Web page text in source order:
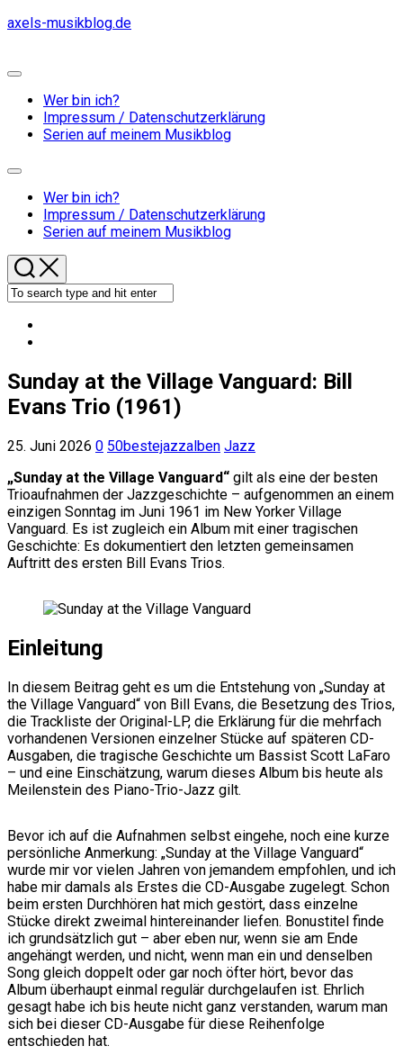
Skip
axels-musikblog.de
Expand
Wer bin ich?
Impressum / Datenschutzerklärung
Serien auf meinem Musikblog
Expand
Wer bin ich?
Impressum / Datenschutzerklärung
Serien auf meinem Musikblog
Sunday at the Village Vanguard: Bill
Evans Trio (1961)
25. Juni 2026 0 50bestejazzalben Jazz
„Sunday at the Village Vanguard“ gilt als eine der besten
Trioaufnahmen der Jazzgeschichte – aufgenommen an einem
einzigen Sonntag im Juni 1961 im New Yorker Village
Vanguard. Es ist zugleich ein Album mit einer tragischen
Geschichte: Es dokumentiert den letzten gemeinsamen
Auftritt des ersten Bill Evans Trios.
Einleitung
In diesem Beitrag geht es um die Entstehung von „Sunday at
the Village Vanguard“ von Bill Evans, die Besetzung des Trios,
die Trackliste der Original-LP, die Erklärung für die mehrfach
vorhandenen Versionen einzelner Stücke auf späteren CD-
Ausgaben, die tragische Geschichte um Bassist Scott LaFaro
– und eine Einschätzung, warum dieses Album bis heute als
Meilenstein des Piano-Trio-Jazz gilt.
Bevor ich auf die Aufnahmen selbst eingehe, noch eine kurze
persönliche Anmerkung: „Sunday at the Village Vanguard“
wurde mir vor vielen Jahren von jemandem empfohlen, und ich
habe mir damals als Erstes die CD-Ausgabe zugelegt. Schon
beim ersten Durchhören hat mich gestört, dass einzelne
Stücke direkt zweimal hintereinander liefen. Bonustitel finde
ich grundsätzlich gut – aber eben nur, wenn sie am Ende
angehängt werden, und nicht, wenn man ein und denselben
Song gleich doppelt oder gar noch öfter hört, bevor das
Album überhaupt einmal regulär durchgelaufen ist. Ehrlich
gesagt habe ich bis heute nicht ganz verstanden, warum man
sich bei dieser CD-Ausgabe für diese Reihenfolge
entschieden hat.